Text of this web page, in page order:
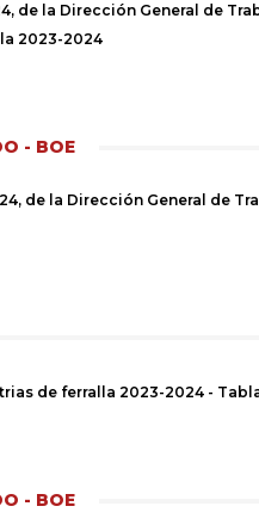
de la Dirección General de
2023-2024
- BOE
de la Dirección General de
de ferralla 2023-2024 -
- BOE